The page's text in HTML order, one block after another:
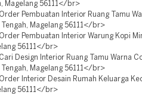
Magelang 56111</br>
Pembuatan Interior Ruang Tamu
Magelang 56111</br>
Pembuatan Interior Warung Kopi
56111</br>
Design Interior Ruang Tamu Warna
Magelang 56111</br>
Interior Desain Rumah Keluarga
56111</br>